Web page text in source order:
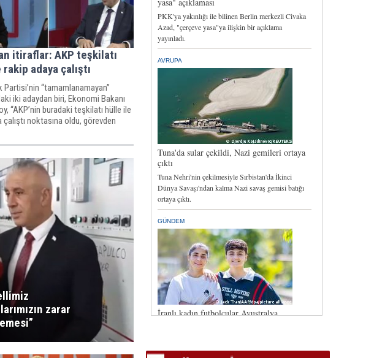
itiraflar: AKP teşkilatı
adaya çalıştı
Partisi’nin “tamamlanamayan”
iki adaydan biri, Ekonomi Bakanı
“AKP’nin buradaki teşkilatı hülle ile
çalıştı noktasına oldu, görevden
zarar